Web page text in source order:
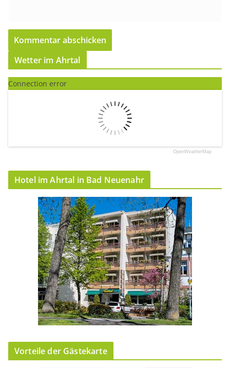
Wetter im Ahrtal
Connection error
OpenWeatherMap
Hotel im Ahrtal in Bad Neuenahr
Vorteile der Gästekarte